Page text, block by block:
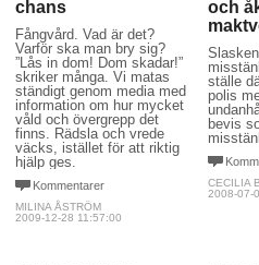
chans
Fångvård. Vad är det?
Varför ska man bry sig?
”Lås in dom! Dom skadar!”
skriker många. Vi matas
ständigt genom media med
information om hur mycket
våld och övergrepp det
finns. Rädsla och vrede
väcks, istället för att riktig
hjälp ges.
Kommentarer
MILINA ÅSTRÖM
2009-12-28 11:57:00
och
ställe
polis
bevis
CECILIA
2008-07-